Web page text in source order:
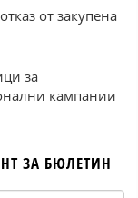
от закупена
за
кампании
ЗА БЮЛЕТИН